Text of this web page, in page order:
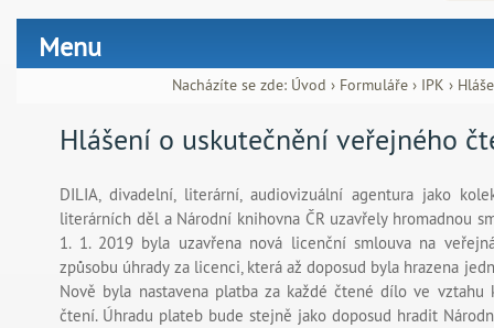
Menu
Nacházíte se zde: Úvod › Formuláře › IPK ›
Hlášení o uskutečnění veřejného
DILIA, divadelní, literární, audiovizuální agentura jako
literárních děl a Národní knihovna ČR uzavřely hromadnou
1. 1. 2019 byla uzavřena nová licenční smlouva na
způsobu úhrady za licenci, která až doposud byla hrazena
Nově byla nastavena platba za každé čtené dílo ve
čtení. Úhradu plateb bude stejně jako doposud hradit